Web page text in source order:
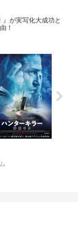
』が実写化大成功と
！